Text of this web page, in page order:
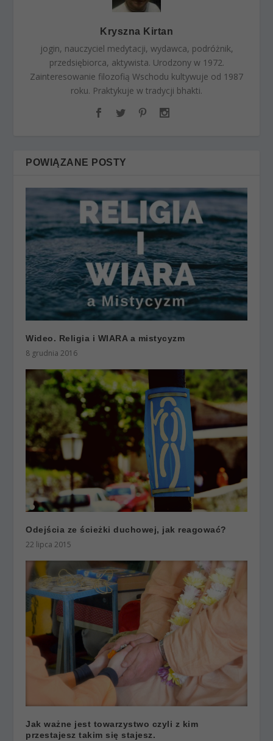
Kryszna Kirtan
jogin, nauczyciel medytacji, wydawca, podróżnik,
przedsiębiorca, aktywista. Urodzony w 1972.
Zainteresowanie filozofią Wschodu kultywuje od 1987
roku. Praktykuje w tradycji bhakti.
POWIĄZANE POSTY
Wideo. Religia i WIARA a mistycyzm
8 grudnia 2016
Odejścia ze ścieżki duchowej, jak reagować?
22 lipca 2015
Jak ważne jest towarzystwo czyli z kim
przestajesz takim się stajesz.